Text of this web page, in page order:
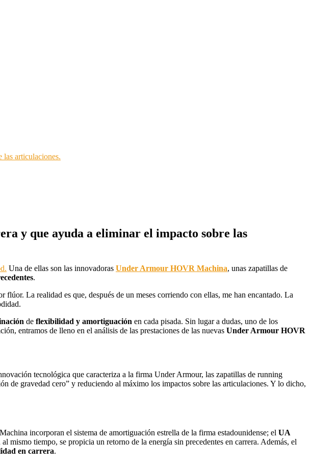
articulaciones.
y que ayuda a eliminar el impacto sobre las
Una de ellas son las innovadoras Under Armour HOVR Machina, unas zapatillas de
.
La realidad es que, después de un meses corriendo con ellas, me han encantado. La
de flexibilidad y amortiguación en cada pisada. Sin lugar a dudas, uno de los
entramos de lleno en el análisis de las prestaciones de las nuevas Under Armour HOVR
tecnológica que caracteriza a la firma Under Armour, las zapatillas de running
de gravedad cero” y reduciendo al máximo los impactos sobre las articulaciones. Y lo dicho,
incorporan el sistema de amortiguación estrella de la firma estadounidense; el UA
al mismo tiempo, se propicia un retorno de la energía sin precedentes en carrera. Además, el
en carrera.